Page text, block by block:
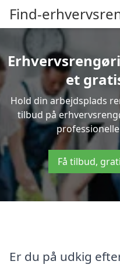
Find-
et
Hold din arbejdsplads
tilbud på
Få tilbud,
Er du på udkig